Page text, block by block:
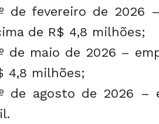
de fevereiro de 2026
de R$ 4,8 milhões;
de maio de 2026 –
4,8 milhões;
de agosto de 2026 –